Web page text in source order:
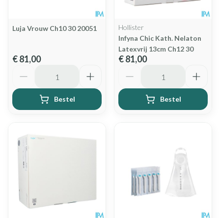
Luja Vrouw Ch10 30 20051
€ 81,00
Bestel
Hollister
Infyna Chic Kath. Nelaton
Latexvrij 13cm Ch12 30
€ 81,00
Bestel